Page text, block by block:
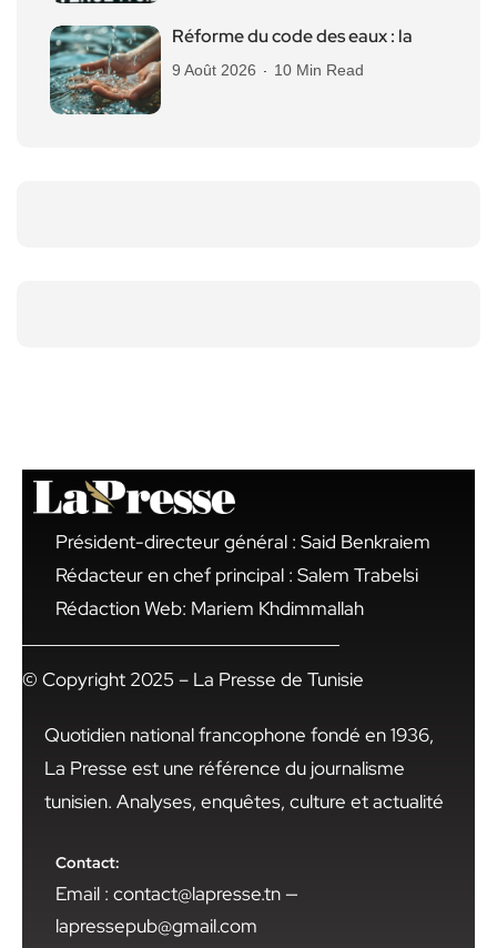
Réforme du code des eaux : la
9 Août 2026 10 Min Read
Président-directeur général : Said Benkraiem
Rédacteur en chef principal : Salem Trabelsi
Rédaction Web: Mariem Khdimmallah
© Copyright 2025 – La Presse de Tunisie
Quotidien national francophone fondé en 1936,
La Presse est une référence du journalisme
tunisien. Analyses, enquêtes, culture et actualité
Contact:
Email : contact@lapresse.tn —
lapressepub@gmail.com